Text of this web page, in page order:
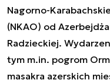
Nagorno-
(NKAO) od
Radzieckiej.
tym m.in. pogrom
masakra azerskich